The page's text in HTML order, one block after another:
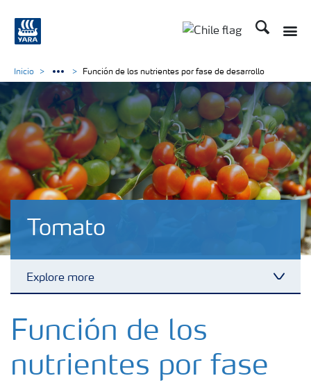
Buscar
Tomato
Explore more
Fertilizantes con baja Huella de Carbono
Fertilizantes
Inicio Función de los nutrientes por fase de desarrollo
Función de los
nutrientes por fase